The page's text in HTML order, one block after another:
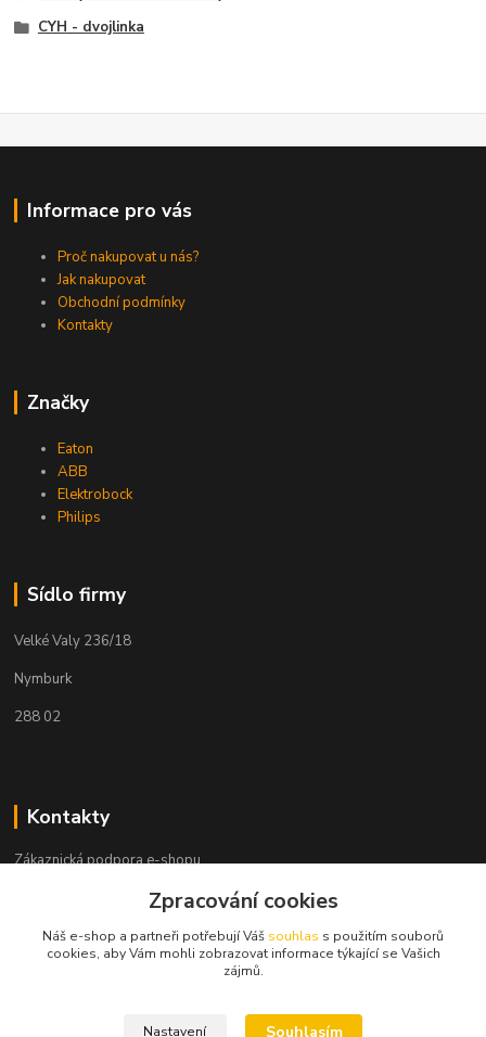
CYH - dvojlinka
Informace pro vás
Proč nakupovat u nás?
Jak nakupovat
Obchodní podmínky
Kontakty
Značky
Eaton
ABB
Elektrobock
Philips
Sídlo firmy
Velké Valy 236/18
Nymburk
288 02
Kontakty
Zákaznická podpora e-shopu
info@elektronymburk.cz
Zpracování cookies
Náš e-shop a partneři potřebují Váš souhlas s použitím souborů
cookies, aby Vám mohli zobrazovat informace týkající se Vašich
zájmů.
Nastavení Souhlasím